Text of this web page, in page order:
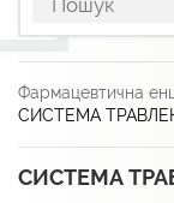
Фармацевтична
СИСТЕМА
СИСТЕМА